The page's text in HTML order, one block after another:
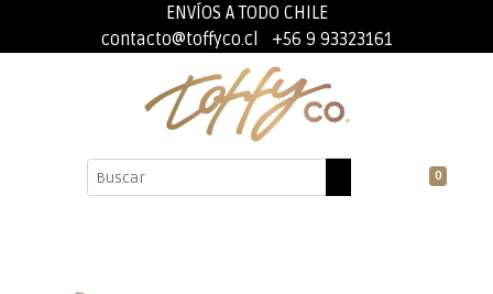
ENVÍOS A TODO CHILE
contacto@toffyco.cl +56 9 93323161
0